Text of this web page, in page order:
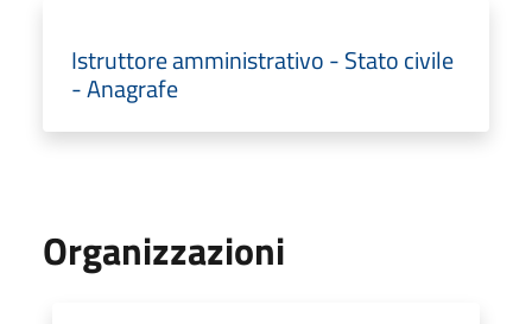
Istruttore amministrativo - Stato civile
- Anagrafe
Organizzazioni